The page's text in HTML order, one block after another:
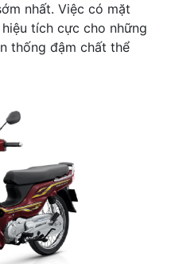
nhất. Việc có mặt
tích cực cho những
thống đậm chất thể